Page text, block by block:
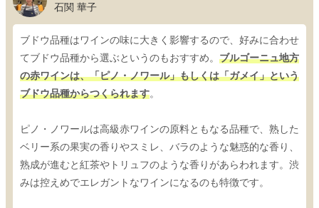
石関 華子
ブドウ品種はワインの味に大きく影響するので、好みに合わせ
てブドウ品種から選ぶというのもおすすめ。 ブルゴーニュ地方
の赤ワインは、「ピノ・ノワール」もしくは「ガメイ」という
ブドウ品種からつくられます。
ピノ・ノワールは高級赤ワインの原料ともなる品種で、熟した
ベリー系の果実の香りやスミレ、バラのような魅惑的な香り、
熟成が進むと紅茶やトリュフのような香りがあらわれます。渋
みは控えめでエレガントなワインになるのも特徴です。